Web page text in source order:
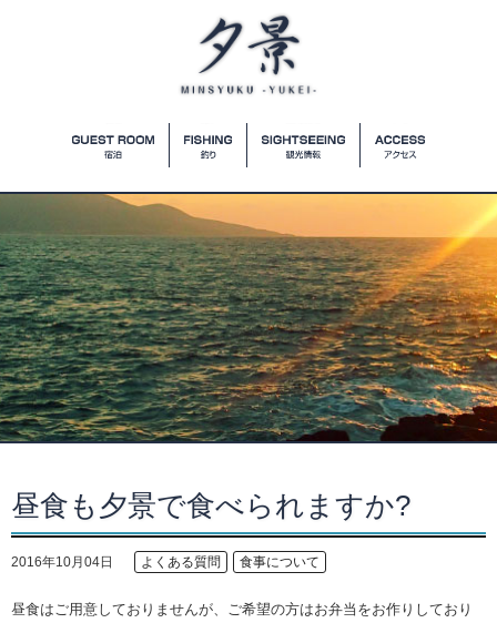
昼食も夕景で食べられますか?
2016年10月04日 よくある質問 食事について
昼食はご用意しておりませんが、ご希望の方はお弁当をお作りしており